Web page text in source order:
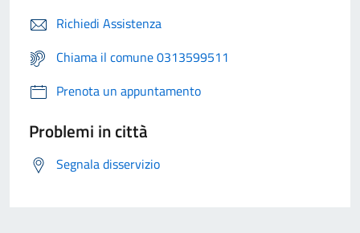
Richiedi Assistenza
Chiama il comune 0313599511
Prenota un appuntamento
Problemi in città
Segnala disservizio